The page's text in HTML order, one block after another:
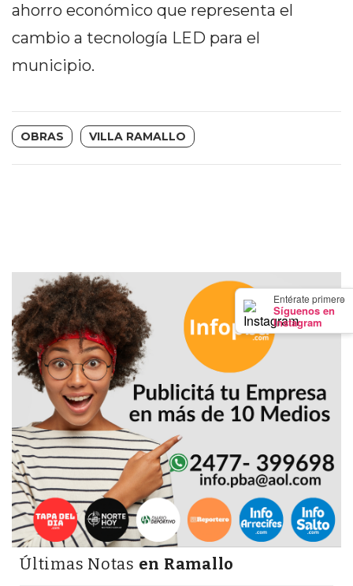
×
Entérate primero
Síguenos en
Instagram
NOTICIAS
DE
NOTICIAS
DE
CAMPANA
(BUENOS
AIRES)
EL
MEJOR
GIMNASIO
DE
PERGAMINO
LOS
MEJORES
PRECIOS
EN
SUPLEMENTOS
DEPORTIVOS
EN
PERGAMINO
ahorro económico que representa el
cambio a tecnología LED para el
municipio.
OBRAS VILLA RAMALLO
Últimas Notas en Ramallo